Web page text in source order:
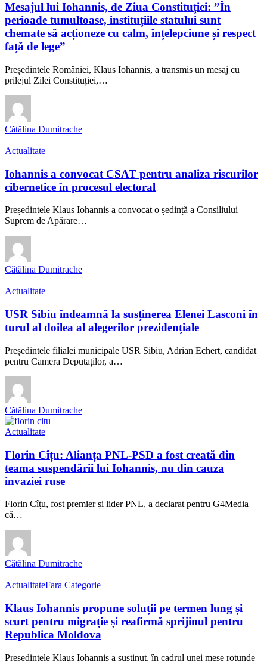
Mesajul lui Iohannis, de Ziua Constituției: ”În
perioade tumultoase, instituțiile statului sunt
chemate să acționeze cu calm, înțelepciune și respect
față de lege”
Președintele României, Klaus Iohannis, a transmis un mesaj cu
prilejul Zilei Constituției,…
Cătălina Dumitrache
Actualitate
Iohannis a convocat CSAT pentru analiza riscurilor
cibernetice în procesul electoral
Președintele Klaus Iohannis a convocat o ședință a Consiliului
Suprem de Apărare…
Cătălina Dumitrache
Actualitate
USR Sibiu îndeamnă la susținerea Elenei Lasconi în
turul al doilea al alegerilor prezidențiale
Președintele filialei municipale USR Sibiu, Adrian Echert, candidat
pentru Camera Deputaților, a…
Cătălina Dumitrache
Actualitate
Florin Cîțu: Alianța PNL-PSD a fost creată din
teama suspendării lui Iohannis, nu din cauza
invaziei ruse
Florin Cîțu, fost premier și lider PNL, a declarat pentru G4Media
că…
Cătălina Dumitrache
ActualitateFara Categorie
Klaus Iohannis propune soluții pe termen lung și
scurt pentru migrație și reafirmă sprijinul pentru
Republica Moldova
Președintele Klaus Iohannis a susținut, în cadrul unei mese rotunde